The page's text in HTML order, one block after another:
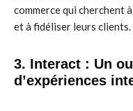
commerce qui cherchent
et à fidéliser leurs clients.
3. Interact : Un
d’expériences